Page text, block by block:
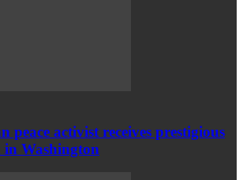
peace activist receives prestigious
in Washington